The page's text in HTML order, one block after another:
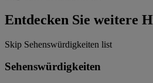
Entdecken Sie weitere
Skip Sehenswürdigkeiten list
Sehenswürdigkeiten